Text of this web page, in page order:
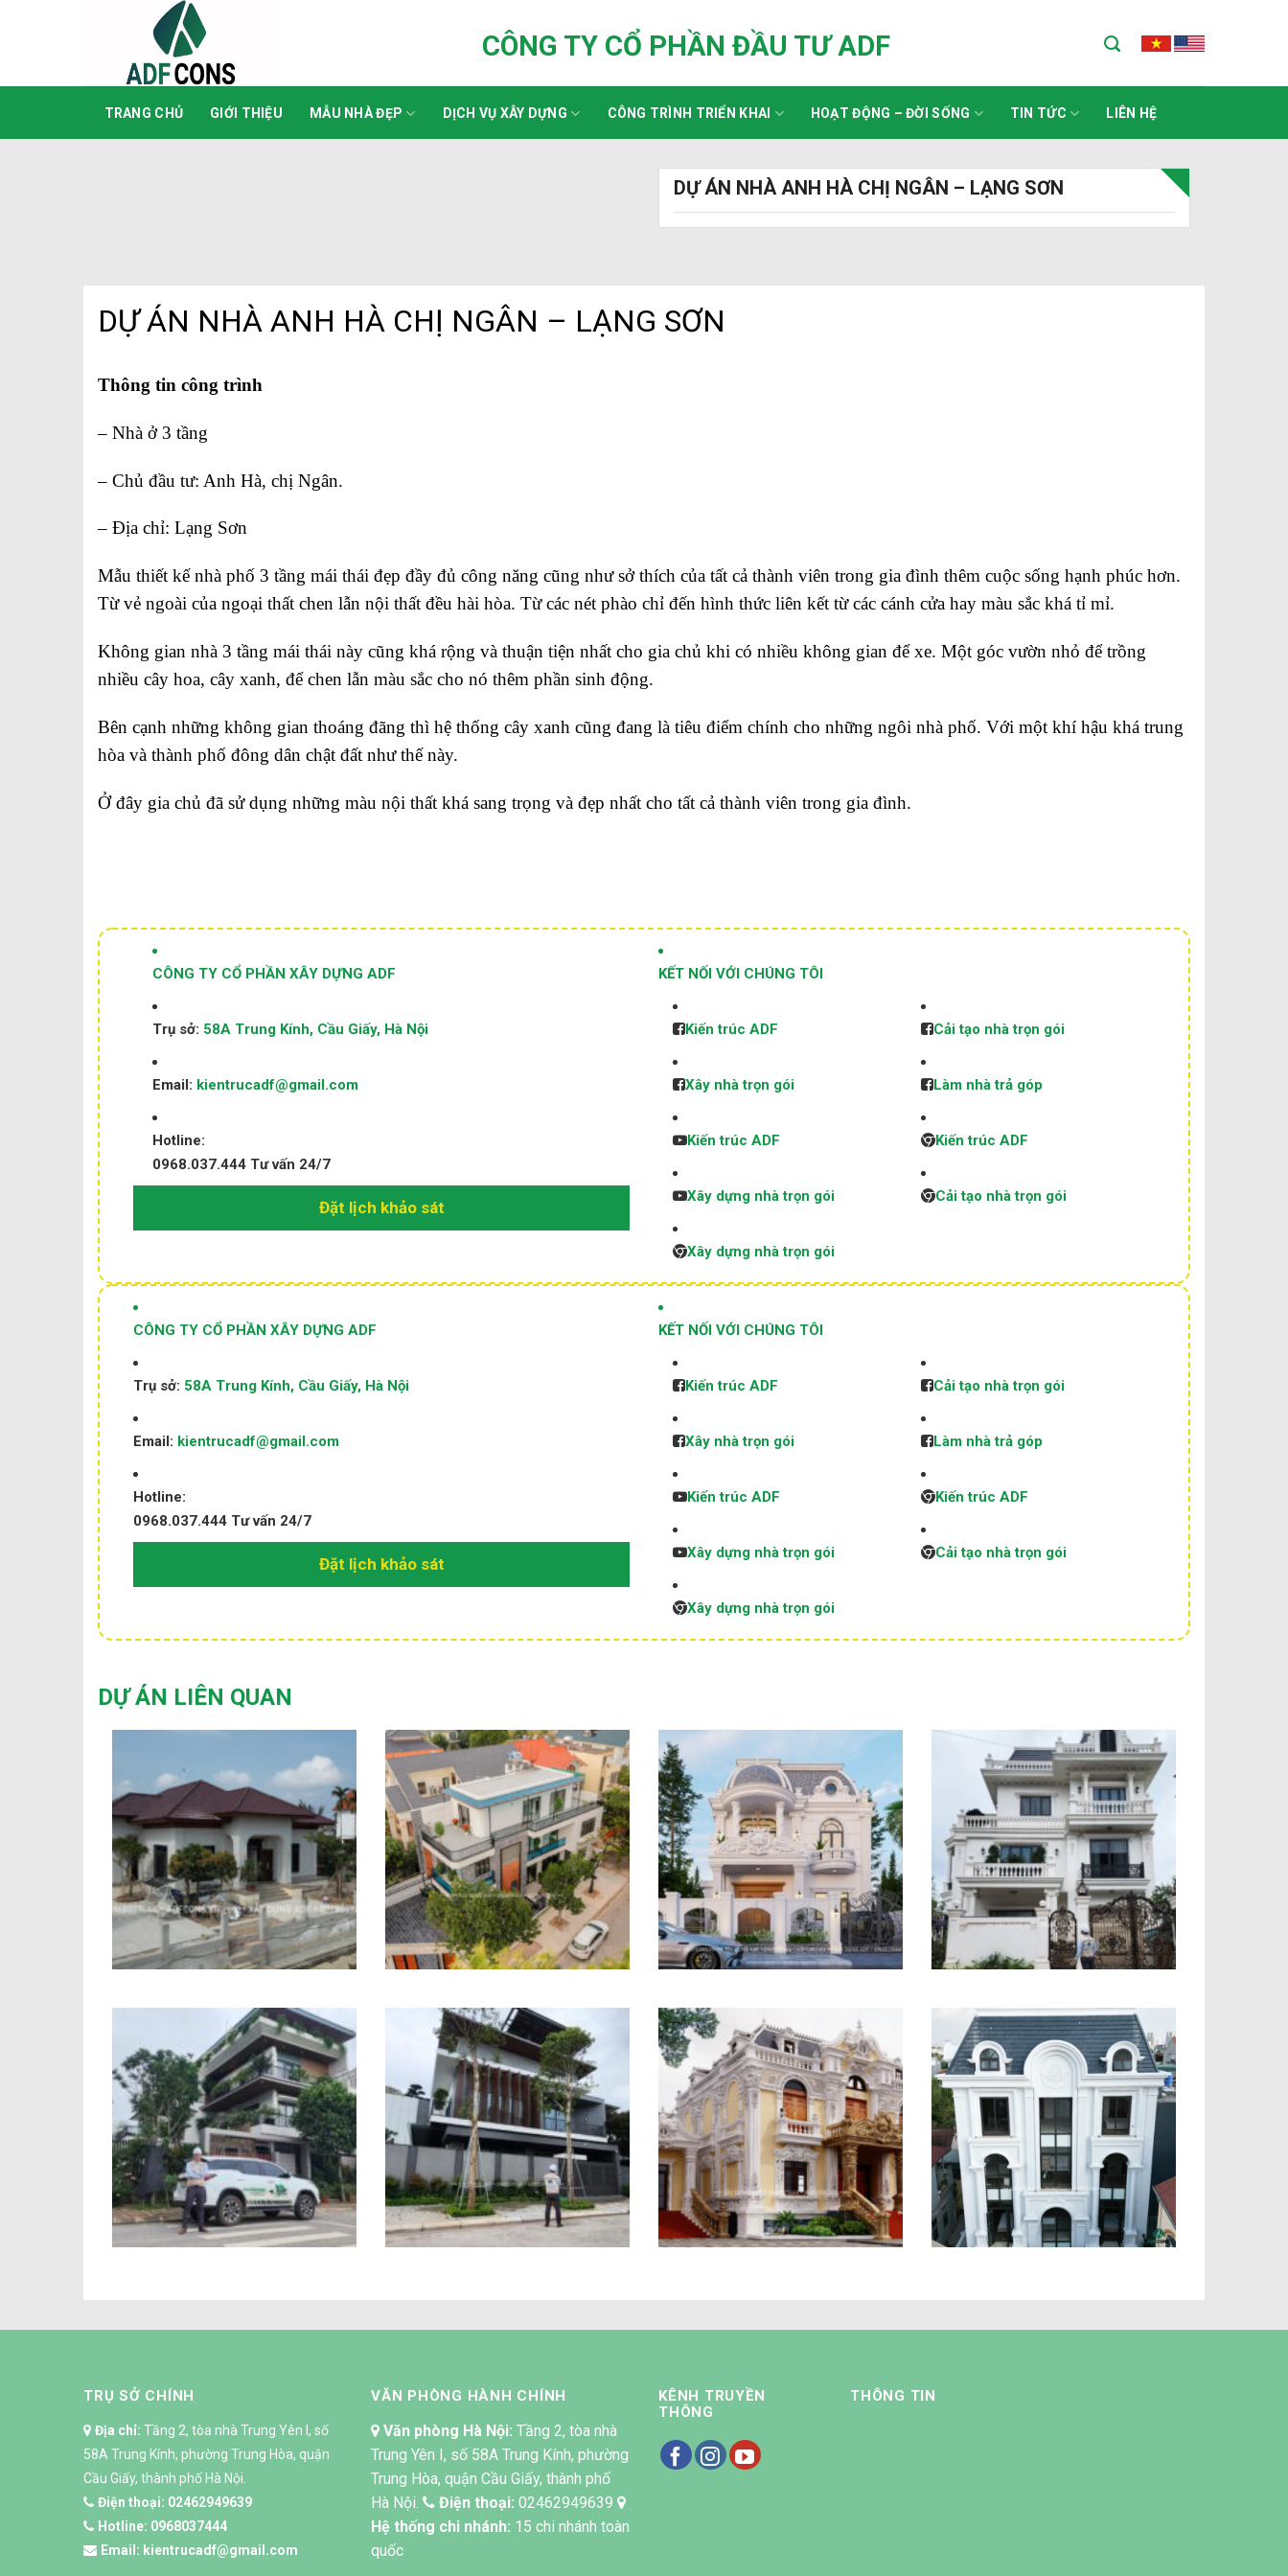
CÔNG TY CỔ PHẦN ĐẦU TƯ ADF
TRANG CHỦ GIỚI THIỆU MẪU NHÀ ĐẸP DỊCH VỤ XÂY DỰNG CÔNG TRÌNH TRIỂN KHAI HOẠT ĐỘNG – ĐỜI SỐNG TIN TỨC LIÊN HỆ
DỰ ÁN NHÀ ANH HÀ CHỊ NGÂN – LẠNG SƠN
DỰ ÁN NHÀ ANH HÀ CHỊ NGÂN – LẠNG SƠN
Thông tin công trình
– Nhà ở 3 tầng
– Chủ đầu tư: Anh Hà, chị Ngân.
– Địa chỉ: Lạng Sơn
Mẫu thiết kế nhà phố 3 tầng mái thái đẹp đầy đủ công năng cũng như sở thích của tất cả thành viên trong gia đình thêm cuộc sống hạnh phúc hơn.
Từ vẻ ngoài của ngoại thất chen lẫn nội thất đều hài hòa. Từ các nét phào chỉ đến hình thức liên kết từ các cánh cửa hay màu sắc khá tỉ mỉ.
️Không gian nhà 3 tầng mái thái này cũng khá rộng và thuận tiện nhất cho gia chủ khi có nhiều không gian để xe. Một góc vườn nhỏ để trồng
nhiều cây hoa, cây xanh, để chen lẫn màu sắc cho nó thêm phần sinh động.
️Bên cạnh những không gian thoáng đãng thì hệ thống cây xanh cũng đang là tiêu điểm chính cho những ngôi nhà phố. Với một khí hậu khá trung
hòa và thành phố đông dân chật đất như thế này.
️Ở đây gia chủ đã sử dụng những màu nội thất khá sang trọng và đẹp nhất cho tất cả thành viên trong gia đình.
CÔNG TY CỔ PHẦN XÂY DỰNG ADF
Trụ sở: 58A Trung Kính, Cầu Giấy, Hà Nội
Email: kientrucadf@gmail.com
Hotline:
0968.037.444 Tư vấn 24/7
Đặt lịch khảo sát
KẾT NỐI VỚI CHÚNG TÔI
Kiến trúc ADF
Xây nhà trọn gói
Cải tạo nhà trọn gói
Làm nhà trả góp
Kiến trúc ADF
Xây dựng nhà trọn gói
Kiến trúc ADF
Cải tạo nhà trọn gói
Xây dựng nhà trọn gói
CÔNG TY CỔ PHẦN XÂY DỰNG ADF
Trụ sở: 58A Trung Kính, Cầu Giấy, Hà Nội
Email: kientrucadf@gmail.com
Hotline:
0968.037.444 Tư vấn 24/7
Đặt lịch khảo sát
KẾT NỐI VỚI CHÚNG TÔI
Kiến trúc ADF
Xây nhà trọn gói
Cải tạo nhà trọn gói
Làm nhà trả góp
Kiến trúc ADF
Xây dựng nhà trọn gói
Kiến trúc ADF
Cải tạo nhà trọn gói
Xây dựng nhà trọn gói
DỰ ÁN LIÊN QUAN
Biệt thự Địa Trung Hải Chị
Trang Hải Phòng
Biệt thự hai tầng phong
cách hiện đại
Biệt Thự Chú Ngự Bắc
Ninh
Công trình biệt thự tân cổ
điển anh Hưng Bắc Ninh
Công trình biệt thự anh
Nam Phú Thọ
Xây Dựng Biệt Thự 3 Tầng
Chú Thạo Vĩnh Phúc
Dự án biệt thự tân cổ điển
anh Phương – Thanh Hóa
Dự án Biệt thự phố tân cổ
điển chú Sinh Hòe Thị
TRỤ SỞ CHÍNH
Địa chỉ: Tầng 2, tòa nhà Trung Yên I, số
58A Trung Kính, phường Trung Hòa, quận
Cầu Giấy, thành phố Hà Nội.
Điện thoại: 02462949639
Hotline: 0968037444
Email: kientrucadf@gmail.com
VĂN PHÒNG HÀNH CHÍNH
Văn phòng Hà Nội: Tầng 2, tòa nhà
Trung Yên I, số 58A Trung Kính, phường
Trung Hòa, quận Cầu Giấy, thành phố
Hà Nội.
Điện thoại: 02462949639
Hệ thống chi nhánh: 15 chi nhánh toàn
quốc
KÊNH TRUYỀN
THÔNG
THÔNG TIN